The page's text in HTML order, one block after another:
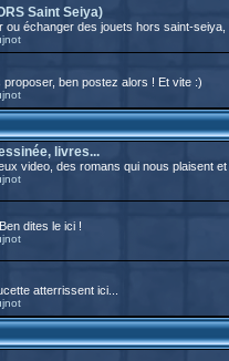
Saint Seiya)
ou échanger des jouets hors saint-seiya,
ben postez alors ! Et vite :)
livres...
video, des romans qui nous plaisent
dites le ici !
atterrissent ici...